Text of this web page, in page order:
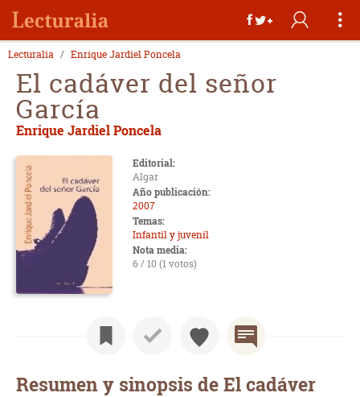
Lecturalia Enrique Jardiel Poncela
El cadáver del señor
García
Enrique Jardiel Poncela
Editorial:
Algar
Año publicación:
2007
Temas:
Infantil y juvenil
Nota media:
6 / 10 (1 votos)
Resumen y sinopsis de El cadáver